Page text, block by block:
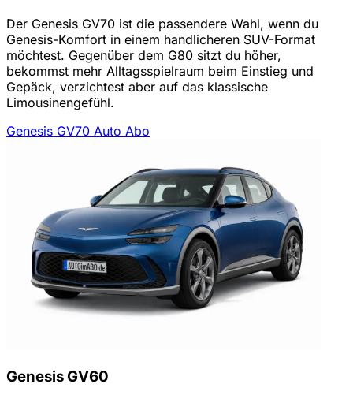
Der Genesis GV70 ist die passendere Wahl, wenn du
Genesis-Komfort in einem handlicheren SUV-Format
möchtest. Gegenüber dem G80 sitzt du höher,
bekommst mehr Alltagsspielraum beim Einstieg und
Gepäck, verzichtest aber auf das klassische
Limousinengefühl.
Genesis GV70 Auto Abo
Genesis GV60